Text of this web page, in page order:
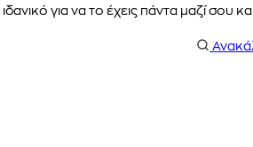
για να το έχεις πάντα μαζί